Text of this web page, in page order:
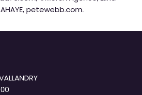
petewebb.com.